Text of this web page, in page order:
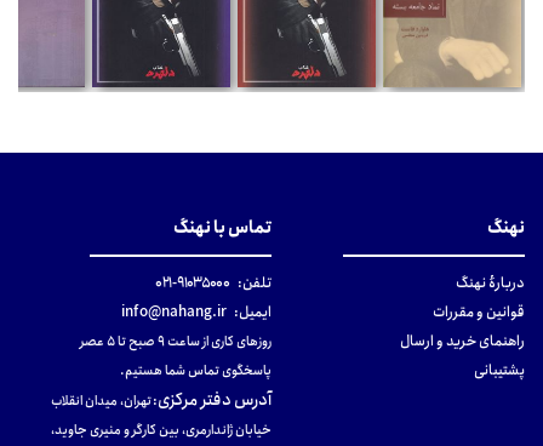
نهنگ
دربارهٔ نهنگ
قوانین و مقررات
راهنمای خرید و ارسال
پشتیبانی
تماس با نهنگ
تلفن: ۹۱۰۳۵۰۰۰-۰۲۱
ایمیل: info@nahang.ir
روزهای کاری از ساعت ۹ صبح تا ۵ عصر
پاسخگوی تماس شما هستیم.
آدرس دفتر مرکزی:تهران، میدان انقلاب
خیابان ژاندارمری، بین کارگر و منیری جاوید،